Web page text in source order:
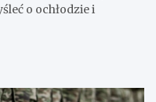
o ochłodzie i